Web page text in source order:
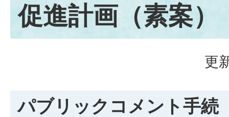
促進計画（素案）
更
パブリックコメント手続